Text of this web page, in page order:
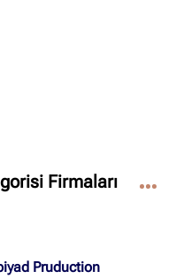
Firmaları
Pruduction